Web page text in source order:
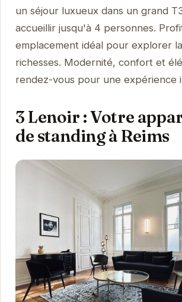
un séjour luxueux dans un grand
accueillir jusqu'à 4 personnes.
emplacement idéal pour explorer
richesses. Modernité, confort et
rendez-vous pour une expérience
3 Lenoir : Votre
de standing à Reims